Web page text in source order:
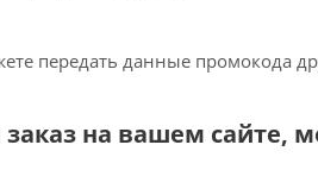
передать данные промокода
заказ на вашем сайте,